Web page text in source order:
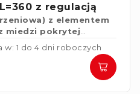
z regulacją
z elementem
miedzi pokrytej
wody.
w: 1 do 4 dni roboczych